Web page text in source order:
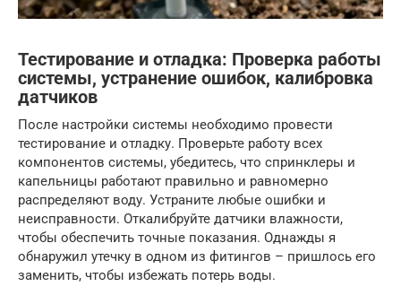
Тестирование и отладка: Проверка работы
системы, устранение ошибок, калибровка
датчиков
После настройки системы необходимо провести
тестирование и отладку. Проверьте работу всех
компонентов системы, убедитесь, что спринклеры и
капельницы работают правильно и равномерно
распределяют воду. Устраните любые ошибки и
неисправности. Откалибруйте датчики влажности,
чтобы обеспечить точные показания. Однажды я
обнаружил утечку в одном из фитингов – пришлось его
заменить, чтобы избежать потерь воды.